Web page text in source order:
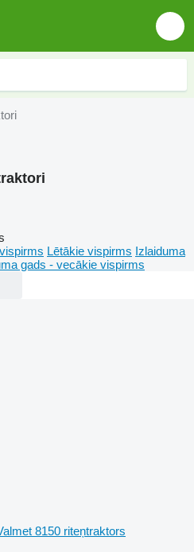
Lētākie vispirms Izlaiduma
gads - vecākie vispirms
8150 riteņtraktors